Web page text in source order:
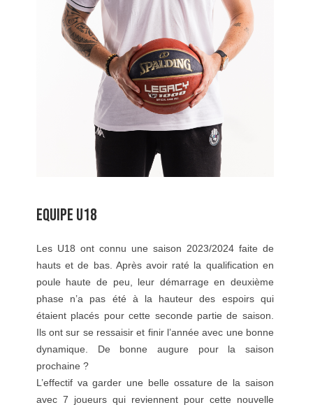
EQUIPE U18
Les U18 ont connu une saison 2023/2024 faite de
hauts et de bas. Après avoir raté la qualification en
poule haute de peu, leur démarrage en deuxième
phase n’a pas été à la hauteur des espoirs qui
étaient placés pour cette seconde partie de saison.
Ils ont sur se ressaisir et finir l’année avec une bonne
dynamique. De bonne augure pour la saison
prochaine ?
L’effectif va garder une belle ossature de la saison
avec 7 joueurs qui reviennent pour cette nouvelle